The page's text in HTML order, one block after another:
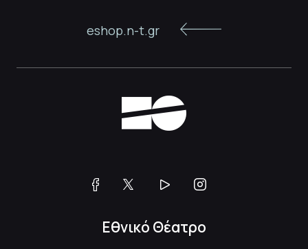
eshop.n-t.gr
Εθνικό Θέατρο